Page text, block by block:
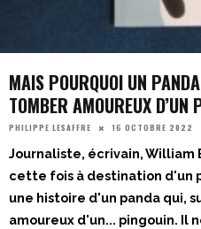
MAIS POURQUOI UN
TOMBER AMOUREUX D’UN
PHILIPPE LESAFFRE 16 OCTOBRE 2022
Journaliste, écrivain, William
cette fois à destination d'un
une histoire d'un panda qui,
amoureux d'un... pingouin. Il